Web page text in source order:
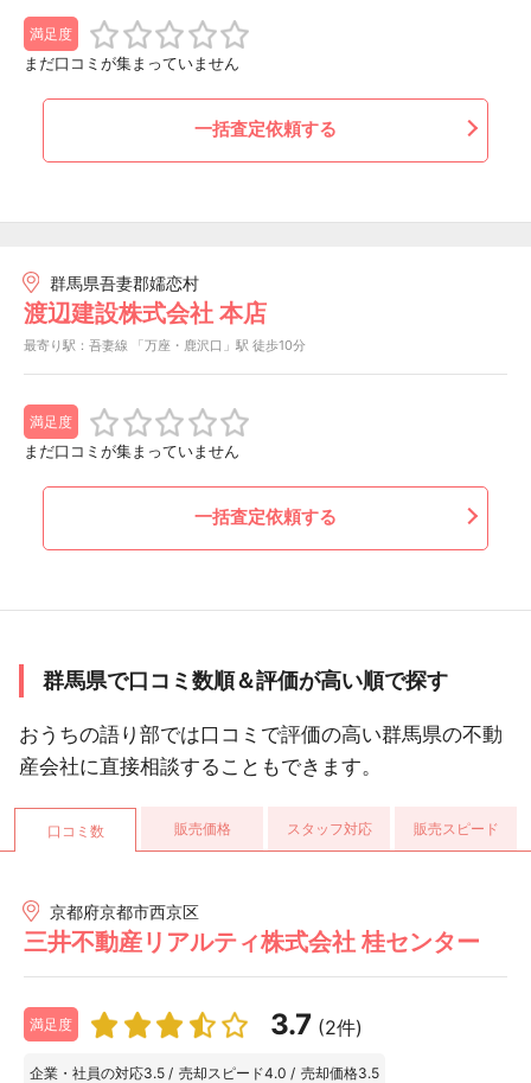
満足度
まだ口コミが集まっていません
一括査定依頼する
群馬県吾妻郡嬬恋村
渡辺建設株式会社 本店
最寄り駅：吾妻線 「万座・鹿沢口」駅 徒歩10分
満足度
まだ口コミが集まっていません
一括査定依頼する
群馬県で口コミ数順＆評価が高い順で探す
おうちの語り部では口コミで評価の高い群馬県の不動
産会社に直接相談することもできます。
口コミ数 販売価格 スタッフ対応 販売スピード
京都府京都市西京区
三井不動産リアルティ株式会社 桂センター
満足度 3.7 (2件)
企業・社員の対応3.5 / 売却スピード4.0 / 売却価格3.5